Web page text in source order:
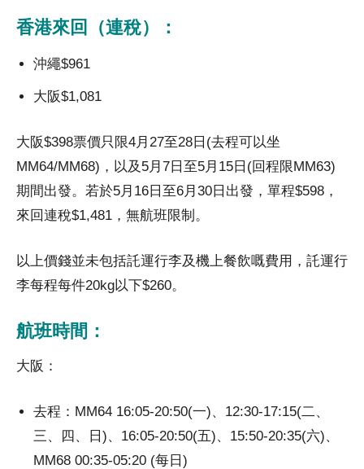
香港來回（連稅）：
沖繩$961
大阪$1,081
大阪$398票價只限4月27至28日(去程可以坐
MM64/MM68)，以及5月7日至5月15日(回程限MM63)
期間出發。若於5月16日至6月30日出發，單程$598，
來回連稅$1,481，無航班限制。
以上價錢並未包括託運行李及機上餐飲嘅費用，託運行
李每程每件20kg以下$260。
航班時間：
大阪：
去程：MM64 16:05-20:50(一)、12:30-17:15(二、
三、四、日)、16:05-20:50(五)、15:50-20:35(六)、
MM68 00:35-05:20 (每日)